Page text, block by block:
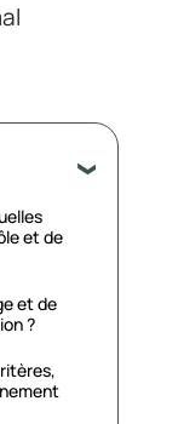
et de
et de
?